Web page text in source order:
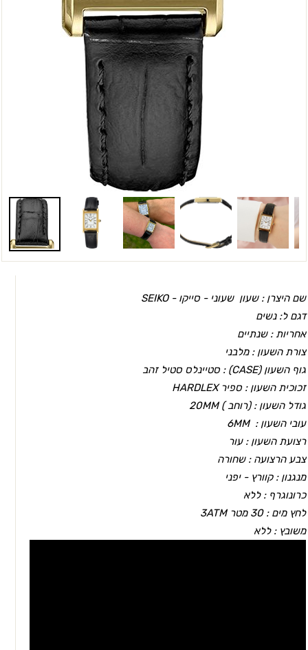
שם היצרן : שעון שעוני - סייקו -SEIKO
דגם ל: נשים
אחריות : שנתיים
צורת השעון : מלבני
גוף השעון (CASEׂ) :
סטיינלס סטיל זהב
זכוכית השעון : ספיר HARDLEX
גודל השעון : (רוחב ) 20MM
עובי השעון : 6MM
רצועת השעון : עור
צבע הרצועה : שחורה
מנגנון : קוורץ - יפני
כרונוגרף : ללא
לחץ מים : 30 מטר 3ATM
משובץ : ללא